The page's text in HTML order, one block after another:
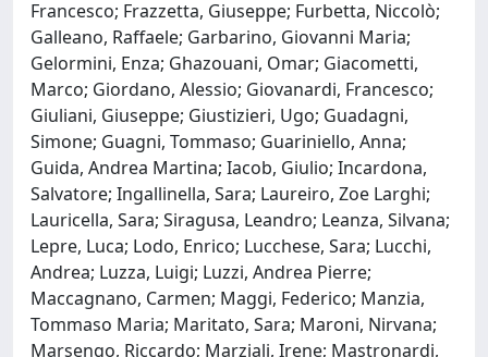
Francesco; Frazzetta, Giuseppe; Furbetta, Niccolò;
Galleano, Raffaele; Garbarino, Giovanni Maria;
Gelormini, Enza; Ghazouani, Omar; Giacometti,
Marco; Giordano, Alessio; Giovanardi, Francesco;
Giuliani, Giuseppe; Giustizieri, Ugo; Guadagni,
Simone; Guagni, Tommaso; Guariniello, Anna;
Guida, Andrea Martina; Iacob, Giulio; Incardona,
Salvatore; Ingallinella, Sara; Laureiro, Zoe Larghi;
Lauricella, Sara; Siragusa, Leandro; Leanza, Silvana;
Lepre, Luca; Lodo, Enrico; Lucchese, Sara; Lucchi,
Andrea; Luzza, Luigi; Luzzi, Andrea Pierre;
Maccagnano, Carmen; Maggi, Federico; Manzia,
Tommaso Maria; Maritato, Sara; Maroni, Nirvana;
Marsengo, Riccardo; Marziali, Irene; Mastronardi,